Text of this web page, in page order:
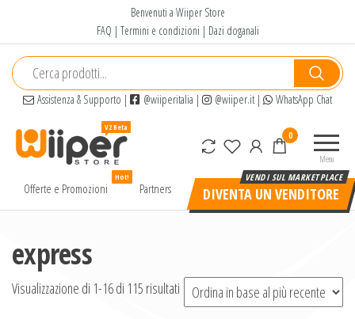
contenuto
Benvenuti a Wiiper Store
FAQ | Termini e condizioni | Dazi doganali
Assistenza & Supporto | @wiiperitalia | @wiiper.it| WhatsApp Chat
alta
Menu
0
Offerte e Promozioni
Hot!
Partners DIVENTA UN VENDITORE
express
Visualizzazione di 1-16 di 115 risultati